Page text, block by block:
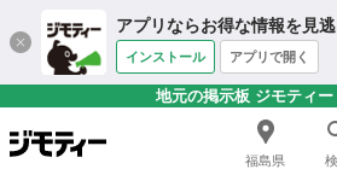
アプリならお得な情報を見逃
インストール アプリで開く
地元の掲示板 ジモティ
福島県